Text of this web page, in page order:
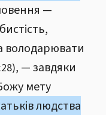
—
володарювати
, — завдяки
мету
людства